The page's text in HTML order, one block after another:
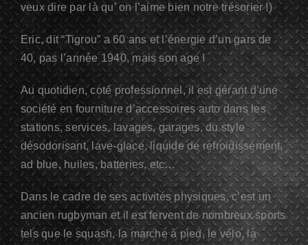
veux dire par là qu’ on l’aime bien notre trésorier !)
Eric, dit “Tigrou” a 60 ans et l’énergie d’un gars de
40, pas l’année 1940, mais son age !
Au quotidien, coté professionnel, il est gérant d’une
société en fourniture d’accessoires auto dans les
stations, services, lavages, garages, du style
désodorisant, lave-glace, liquide de refroidissement,
ad blue, huiles, batteries, etc…
Dans le cadre de ses activités physiques, c’est un
ancien rugbyman et il est fervent de nombreux sports
tels que le squash, la marche à pied, le vélo, la